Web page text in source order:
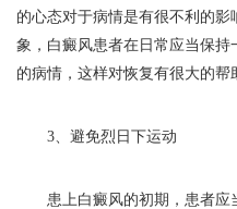
的心态对于病情是有很不利的
象，白癜风患者在日常应当保
的病情，这样对恢复有很大的帮
3、避免烈日下运动
患上白癜风的初期，患者应